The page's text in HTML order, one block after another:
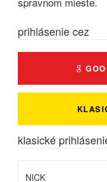
prihlásenie cez
klasické